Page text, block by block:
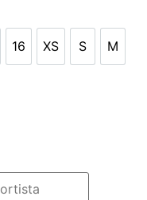
16 XS
XS
S
S
M